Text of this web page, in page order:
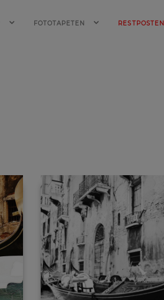
FOTOTAPETEN RESTPOSTEN